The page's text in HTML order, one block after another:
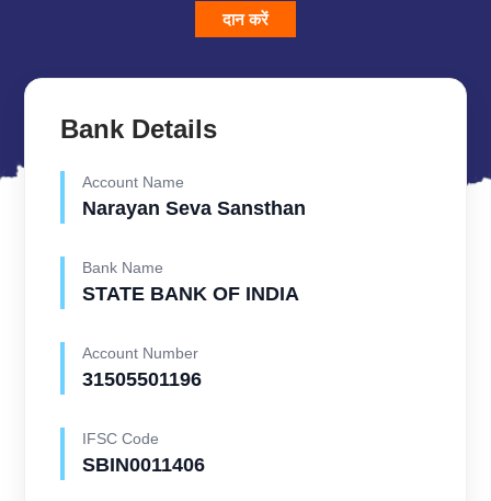
दान करें
Bank Details
Account Name
Narayan Seva Sansthan
Bank Name
STATE BANK OF INDIA
Account Number
31505501196
IFSC Code
SBIN0011406